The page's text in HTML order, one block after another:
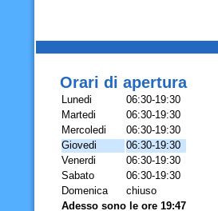
Orari di apertura
Lunedi
06:30-19:30
Martedi
06:30-19:30
Mercoledi
06:30-19:30
Giovedi
06:30-19:30
Venerdi
06:30-19:30
Sabato
06:30-19:30
Domenica
chiuso
Adesso sono le ore 19:47